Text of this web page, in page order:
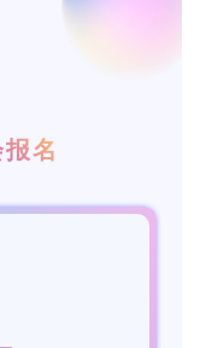
名